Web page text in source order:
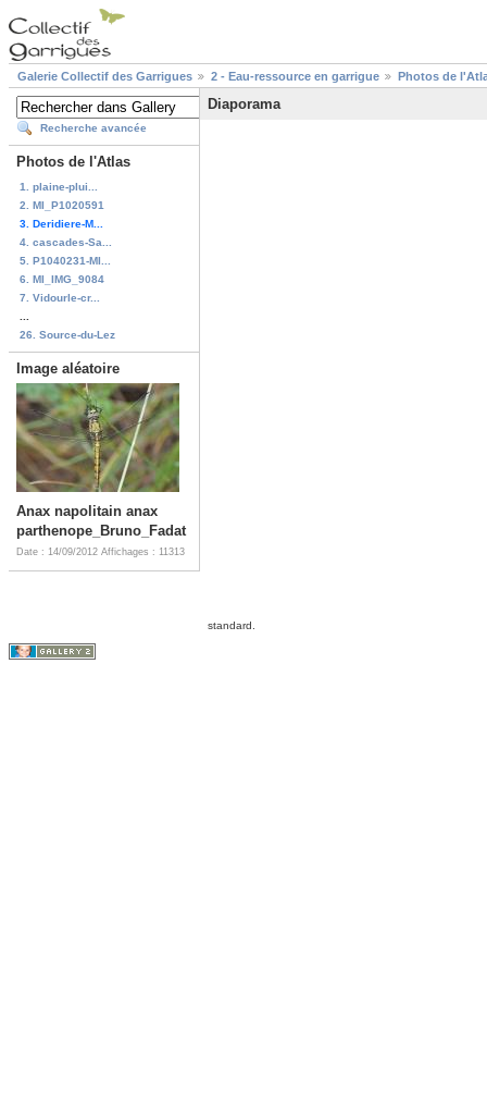
Galerie Collectif des Garrigues 2 - Eau-ressource en garrigue Photos de
Recherche avancée
Photos de l'Atlas
1. plaine-plui...
2. MI_P1020591
3. Deridiere-M...
4. cascades-Sa...
5. P1040231-MI...
6. MI_IMG_9084
7. Vidourle-cr...
26. Source-du-Lez
Image aléatoire
Anax napolitain anax
parthenope_Bruno_Fadat
Date : 14/09/2012 Affichages : 11313
Diaporama
standard.